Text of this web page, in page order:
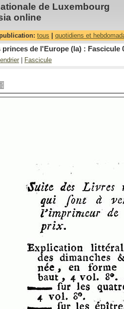
de Luxembourg
online
tous quotidiens et
de l'Europe (la) : Fascicule
Fascicule